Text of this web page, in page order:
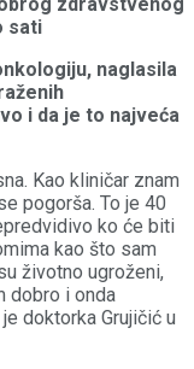
sati
naglasila
i da je to najveća
Kao kliničar znam
pogorša. To je 40
ko će biti
kao što sam
životno ugroženi,
dobro i onda
doktorka Grujičić u